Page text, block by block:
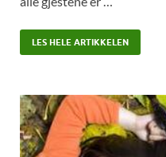
LES HELE ARTIKKELEN